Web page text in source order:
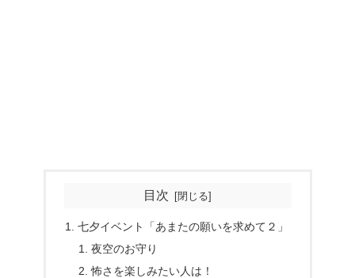
目次
七夕イベント「あまたの願いを求めて２」
夜空のお守り
怖さを楽しみたい人は！